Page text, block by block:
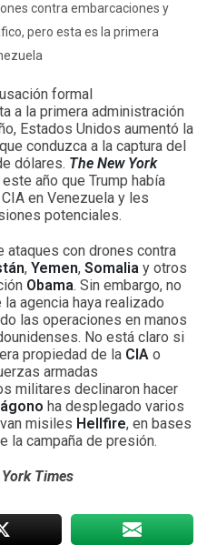
contra embarcaciones y
pero esta es la primera
formal
a la primera administración
Estados Unidos aumentó la
conduzca a la captura del
dólares. The New York
año que Trump había
en Venezuela y les
potenciales.
ataques con drones contra
, Yemen, Somalia y otros
Obama. Sin embargo, no
agencia haya realizado
las operaciones en manos
No está claro si
propiedad de la CIA o
armadas
militares declinaron hacer
ha desplegado varios
misiles Hellfire, en bases
la campaña de presión.
Times